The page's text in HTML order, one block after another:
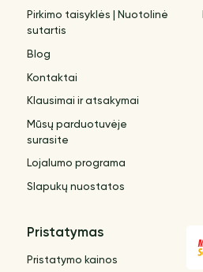
Pirkimo taisyklės | Nuotolinė
sutartis
Blog
Kontaktai
Klausimai ir atsakymai
Mūsų parduotuvėje
surasite
Lojalumo programa
Slapukų nuostatos
Pristatymas
Pristatymo kainos